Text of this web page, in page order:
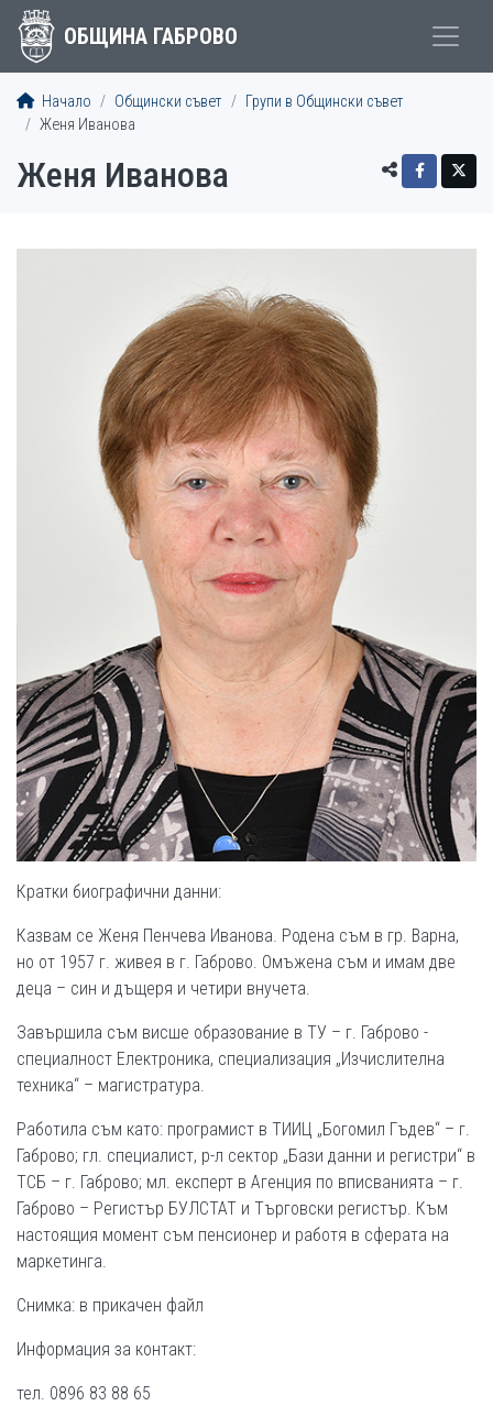
ОБЩИНА ГАБРОВО
Начало Общински съвет
Групи в Общински съвет
Женя Иванова
Женя Иванова
Кратки биографични данни:
Казвам се Женя Пенчева Иванова. Родена съм в гр. Варна,
но от 1957 г. живея в г. Габрово. Омъжена съм и имам две
деца – син и дъщеря и четири внучета.
Завършила съм висше образование в ТУ – г. Габрово -
специалност Електроника, специализация „Изчислителна
техника“ – магистратура.
Работила съм като: програмист в ТИИЦ „Богомил Гъдев“ – г.
Габрово; гл. специалист, р-л сектор „Бази данни и регистри“ в
ТСБ – г. Габрово; мл. експерт в Агенция по вписванията – г.
Габрово – Регистър БУЛСТАТ и Търговски регистър. Към
настоящия момент съм пенсионер и работя в сферата на
маркетинга.
Снимка: в прикачен файл
Информация за контакт:
тел. 0896 83 88 65